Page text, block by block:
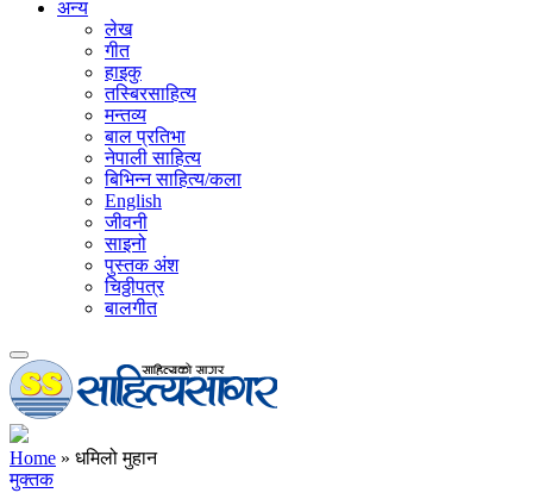
अन्य
लेख
गीत
हाइकु
तस्बिरसाहित्य
मन्तव्य
बाल प्रतिभा
नेपाली साहित्य
बिभिन्न साहित्य/कला
English
जीवनी
साइनो
पुस्तक अंश
चिठ्ठीपत्र
बालगीत
Home » धमिलो मुहान
मुक्तक